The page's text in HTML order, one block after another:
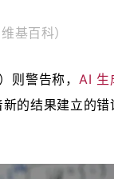
基百科）
则警告称， AI 生
新的结果建立的错